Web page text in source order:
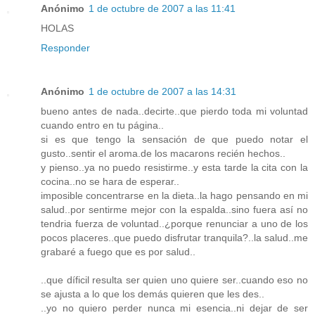
Anónimo 1 de octubre de 2007 a las 11:41
HOLAS
Responder
Anónimo 1 de octubre de 2007 a las 14:31
bueno antes de nada..decirte..que pierdo toda mi voluntad
cuando entro en tu página..
si es que tengo la sensación de que puedo notar el
gusto..sentir el aroma.de los macarons recién hechos..
y pienso..ya no puedo resistirme..y esta tarde la cita con la
cocina..no se hara de esperar..
imposible concentrarse en la dieta..la hago pensando en mi
salud..por sentirme mejor con la espalda..sino fuera así no
tendria fuerza de voluntad..¿porque renunciar a uno de los
pocos placeres..que puedo disfrutar tranquila?..la salud..me
grabaré a fuego que es por salud..
..que díficil resulta ser quien uno quiere ser..cuando eso no
se ajusta a lo que los demás quieren que les des..
..yo no quiero perder nunca mi esencia..ni dejar de ser